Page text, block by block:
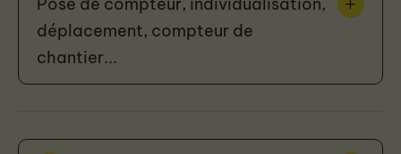
déplacement, compteur de
chantier...